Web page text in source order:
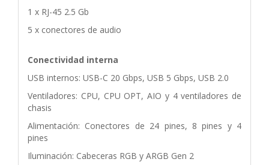
1 x RJ-45 2.5 Gb
5 x conectores de audio
Conectividad interna
USB internos: USB-C 20 Gbps, USB 5 Gbps, USB 2.0
Ventiladores: CPU, CPU OPT, AIO y 4 ventiladores de
chasis
Alimentación: Conectores de 24 pines, 8 pines y 4
pines
Iluminación: Cabeceras RGB y ARGB Gen 2